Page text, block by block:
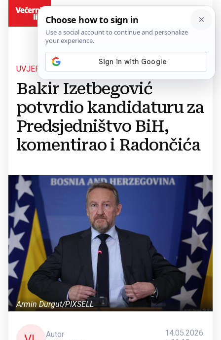
UVJEREN U POBJEDU
Bakir Izetbegović
potvrdio kandidaturu za
Predsjedništvo BiH,
komentirao i Radončića
Armin Durgut/PIXSELL
Autor
14.05.2026.